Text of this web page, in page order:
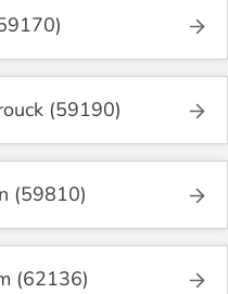
(59190)
(59810)
(62136)